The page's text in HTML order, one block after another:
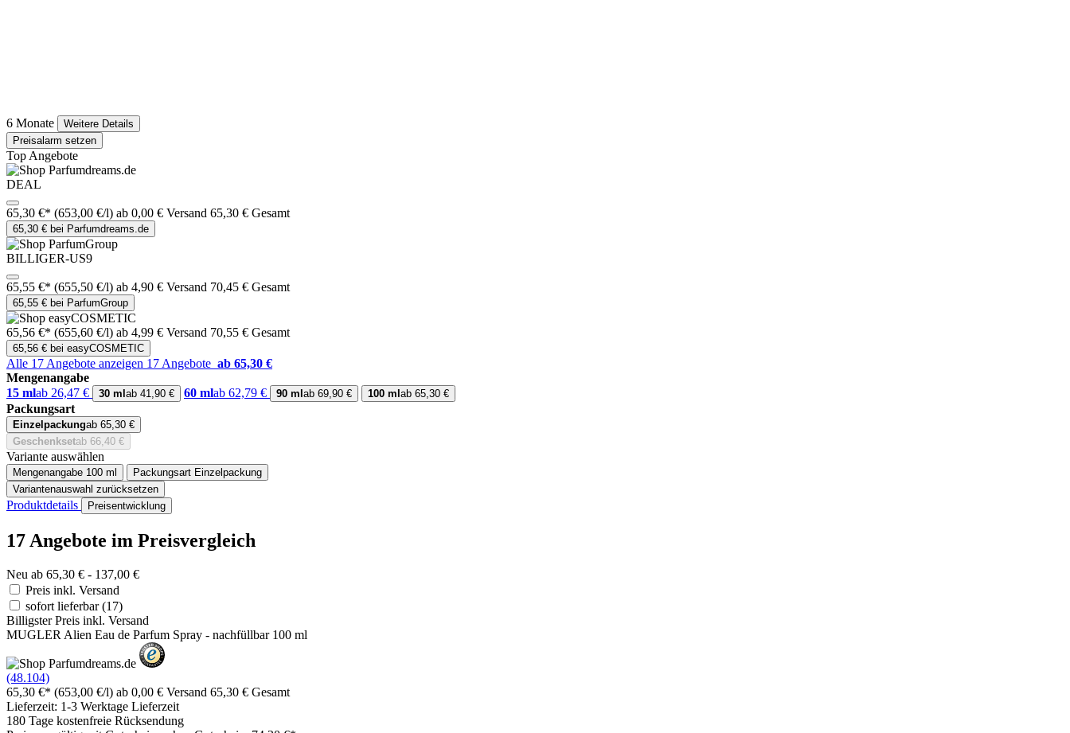
6 Monate
Weitere Details
Preisalarm setzen
Top Angebote
DEAL
65,30 €* (653,00 €/l) ab 0,00 € Versand 65,30 € Gesamt
65,30 € bei Parfumdreams.de
BILLIGER-US9
65,55 €* (655,50 €/l) ab 4,90 € Versand 70,45 € Gesamt
65,55 € bei ParfumGroup
65,56 €* (655,60 €/l) ab 4,99 € Versand 70,55 € Gesamt
65,56 € bei easyCOSMETIC
Alle 17 Angebote anzeigen 17 Angebote ab 65,30 €
Mengenangabe
15 mlab 26,47 € 30 ml ab 41,90 € 60 mlab 62,79 € 90 ml ab 69,90 € 100 ml ab 65,30 €
Packungsart
Einzelpackungab 65,30 €
Geschenksetab 66,40 €
Variante auswählen
Mengenangabe 100 ml Packungsart Einzelpackung
Variantenauswahl zurücksetzen
Produktdetails Preisentwicklung
17 Angebote im Preisvergleich
Neu ab 65,30 € - 137,00 €
Preis inkl. Versand
sofort lieferbar(17)
Billigster Preis inkl. Versand
MUGLER Alien Eau de Parfum Spray - nachfüllbar 100 ml
(48.104)
65,30 €* (653,00 €/l) ab 0,00 € Versand 65,30 € Gesamt
Lieferzeit: 1-3 Werktage Lieferzeit
180 Tage kostenfreie Rücksendung